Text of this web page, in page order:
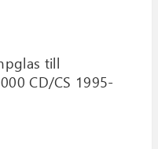
till
CD/CS 1995-